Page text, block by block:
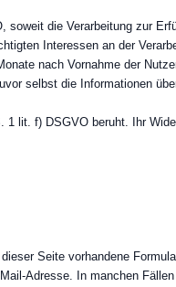
die Verarbeitung zur
Interessen an der
nach Vornahme der
selbst die Informationen
lit. f) DSGVO beruht. Ihr
Seite vorhandene
Adresse. In manchen